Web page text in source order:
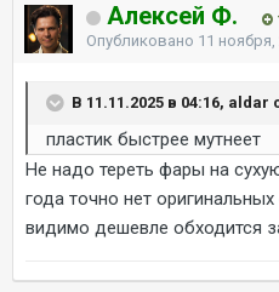
Алексей Ф.
Опубликовано 11 ноября,
В 11.11.2025 в 04:16, aldar
пластик быстрее мутнеет
Не надо тереть фары на
года точно нет
видимо дешевле обходится